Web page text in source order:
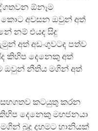
ඕනෑම
කොට අවසන ඔවුන් අත්
නම් එයද සිදු
අත් අඩංගුවටද පත්ව
කිහිප දෙනෙකු අත්
ඔවුන් නීතිය මගින් අත්
සහගතව කටයුතු කරන
දෙනෙකු මහජනයා
බුදු දහමට හානියක්